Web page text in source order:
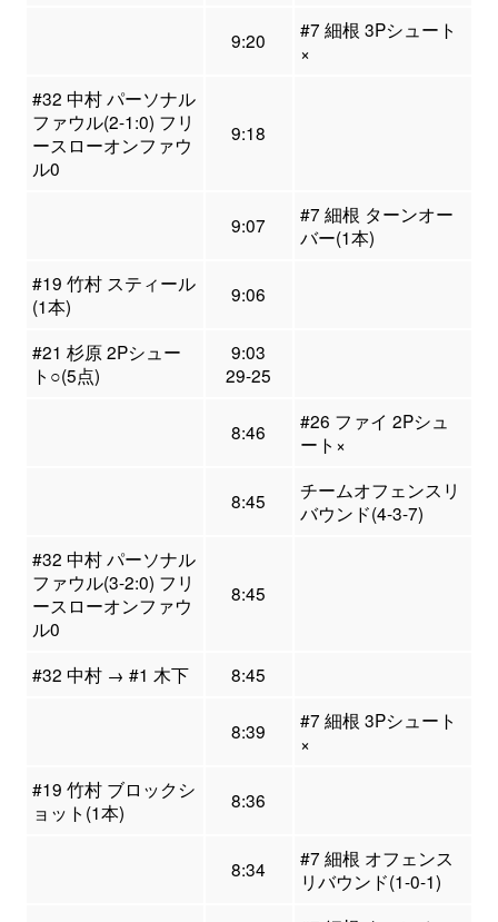
9:20
#7 細根 3Pシュート
×
#32 中村 パーソナル
ファウル(2-1:0) フリ
ースローオンファウ
ル0
9:18
9:07
#7 細根 ターンオー
バー(1本)
#19 竹村 スティール
(1本)
9:06
#21 杉原 2Pシュー
ト○(5点)
9:03
29-25
8:46
#26 ファイ 2Pシュ
ート×
8:45
チームオフェンスリ
バウンド(4-3-7)
#32 中村 パーソナル
ファウル(3-2:0) フリ
ースローオンファウ
ル0
8:45
#32 中村 → #1 木下 8:45
8:39
#7 細根 3Pシュート
×
#19 竹村 ブロックシ
ョット(1本)
8:36
8:34
#7 細根 オフェンス
リバウンド(1-0-1)